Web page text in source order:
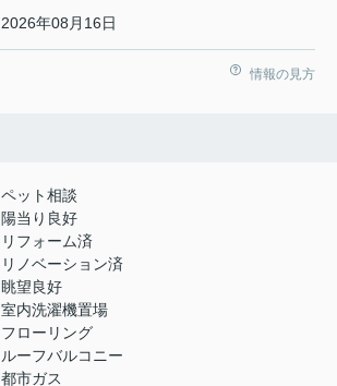
2026年08月16日
情報の見方
ペット相談
陽当り良好
リフォーム済
リノベーション済
眺望良好
室内洗濯機置場
フローリング
ルーフバルコニー
都市ガス